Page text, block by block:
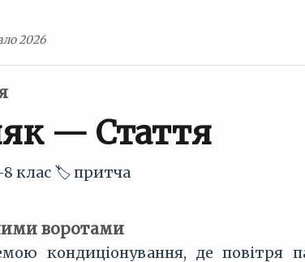
2026
— Стаття
8 клас 🏷 притча
воротами
кондиціонування, де повітря